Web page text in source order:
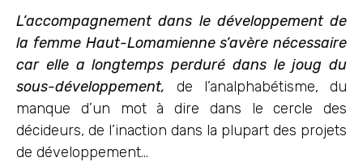
L’accompagnement dans le développement de
la femme Haut-Lomamienne s’avère nécessaire
car elle a longtemps perduré dans le joug du
sous-développement, de l’analphabétisme, du
manque d’un mot à dire dans le cercle des
décideurs, de l’inaction dans la plupart des projets
de développement…